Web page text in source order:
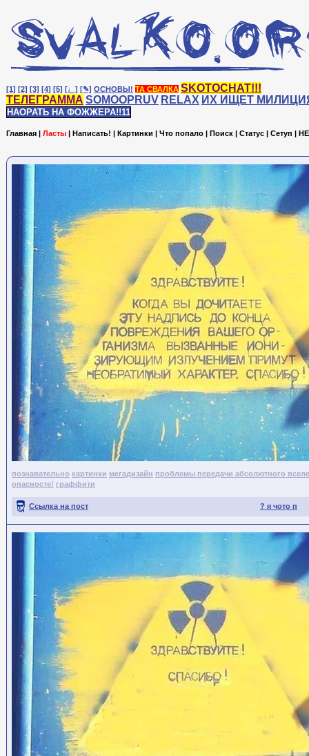
[1] [2] [3] [4] [5] [♩] [✎] ОСНОВЫ! ТА СВАЛКА SKOTOCHAT!!!
ТЕЛЕГРАММА SOMOOPRUV RELAX ИХ ИЩЕТ
НАОРАТЬ НА ФОЖЖЕРА!!11
Главная | Ласты | Написать! | Картинки | Что попало | Поиск | Статус | Сетуп |
познавательно картинки мегадизайн проблемы передачи абсолютного
опасносте! граффити
? я чото п
Ссылка на пост